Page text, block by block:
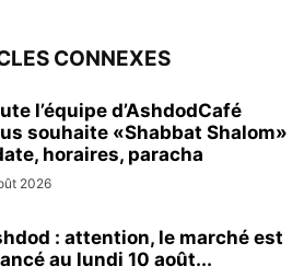
CONNEXES
l’équipe d’AshdodCafé
souhaite «Shabbat Shalom»
horaires, paracha
2026
: attention, le marché est
au lundi 10 août...